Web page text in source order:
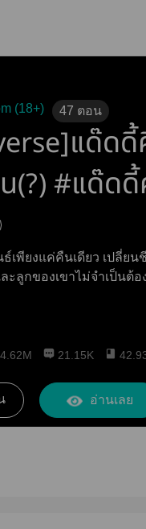
(18+) 47 ตอน
แด๊ด
(?) #แด๊ด
เพียงแค่คืนเดียว เปลี่ย
ะลูกของเขาไม่จำเป็นต้อ
4.62M 21.15K
อ่านเลย